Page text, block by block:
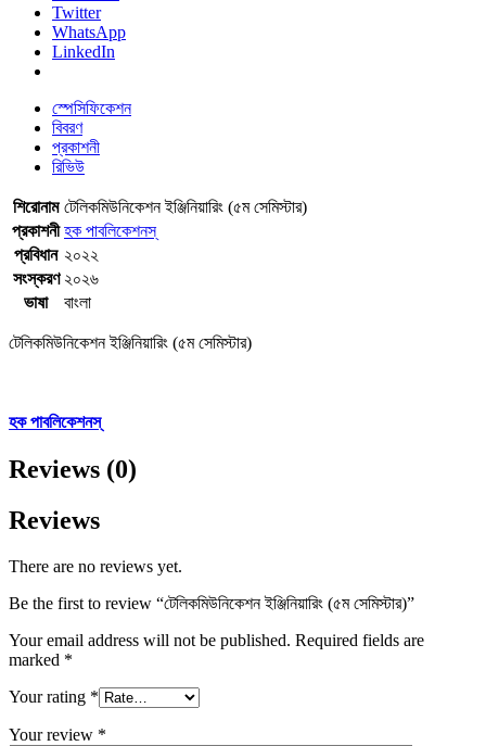
Twitter
WhatsApp
LinkedIn
স্পেসিফিকেশন
বিবরণ
প্রকাশনী
রিভিউ
শিরোনাম টেলিকমিউনিকেশন ইঞ্জিনিয়ারিং (৫ম সেমিস্টার)
প্রকাশনী হক পাবলিকেশনস্
প্রবিধান ২০২২
সংস্করণ ২০২৬
ভাষা
বাংলা
টেলিকমিউনিকেশন ইঞ্জিনিয়ারিং (৫ম সেমিস্টার)
হক পাবলিকেশনস্
Reviews (0)
Reviews
There are no reviews yet.
Be the first to review “টেলিকমিউনিকেশন ইঞ্জিনিয়ারিং (৫ম সেমিস্টার)”
Your email address will not be published. Required fields are
marked *
Your rating *
Your review *